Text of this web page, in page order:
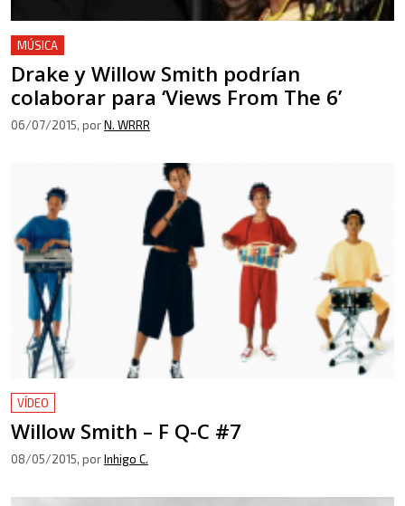
MÚSICA
Drake y Willow Smith podrían
colaborar para ‘Views From The 6’
06/07/2015, porN. WRRR
VÍDEO
Willow Smith – F Q-C #7
08/05/2015, porInhigo C.